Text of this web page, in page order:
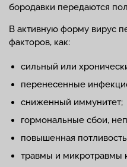
бородавки передаются
В активную форму вирус
факторов, как:
сильный или
перенесенные
сниженный иммунитет;
гормональные сбои,
повышенная
травмы и микротравмы